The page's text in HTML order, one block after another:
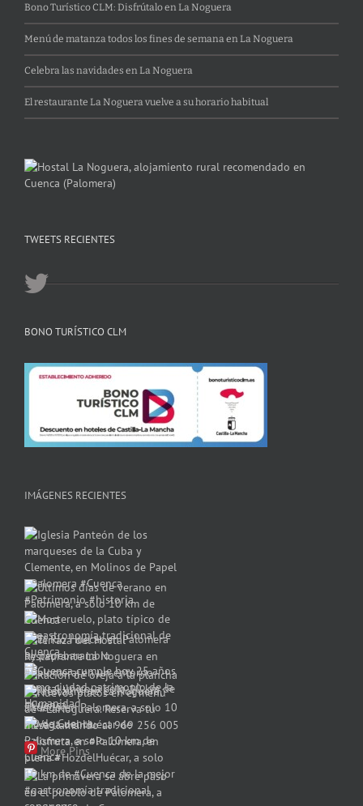
Bono Turístico CLM: Disfrútalo en La Noguera
Menú de matanza todos los fines de semana en La Noguera
Celebra las navidades en La Noguera
El restaurante La Noguera vuelve a su horario habitual
TWEETS RECIENTES
BONO TURÍSTICO CLM
IMÁGENES RECIENTES
More Pins